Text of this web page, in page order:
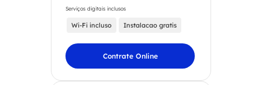
Serviços digitais inclusos
Wi-Fi incluso Instalacao gratis
Contrate Online